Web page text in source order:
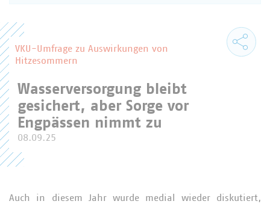
Anmeldung als VKU-Mitglied
Adresse) und Ihr Passwort ein, um sich für den
Mitgliederbereich anzumelden.
Benutzername
VKU-Umfrage zu Auswirkungen von
Hitzesommern
Wasserversorgung bleibt
gesichert, aber Sorge vor
Engpässen nimmt zu
08.09.25
Auch in diesem Jahr wurde medial wieder diskutiert,